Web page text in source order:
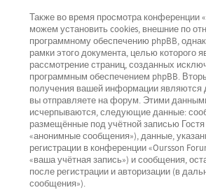
Также во время просмотра конференции
можем установить cookies, внешние по
программному обеспечению phpBB,
рамки этого документа, целью которого
рассмотрение страниц, созданных
программным обеспечением phpBB.
получения вашей информации являются
вы отправляете на форум. Этими
исчерпываются, следующие данные:
размещённые под учётной записью
«анонимные сообщения»), данные,
регистрации в конференции «Oursson
«ваша учётная запись») и сообщения,
после регистрации и авторизации (в
сообщения»).